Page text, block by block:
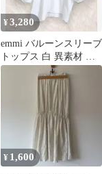
¥3,280
emmi バルーンスリーブ
トップス 白 異素材 切
り替え
¥ 1,600